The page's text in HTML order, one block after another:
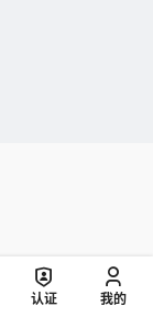
认证 我的